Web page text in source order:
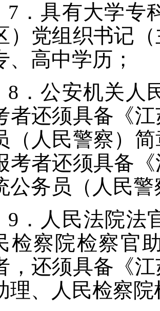
7．具有大学专
）党组织书记
、高中学历；
8．公安机关人
者还须具备《
（人民警察）
考者还须具备
公务员（人民
9．人民法院法
检察院检察官
，还须具备《
理、人民检察